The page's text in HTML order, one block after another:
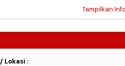
Tampilkan
Lokasi :